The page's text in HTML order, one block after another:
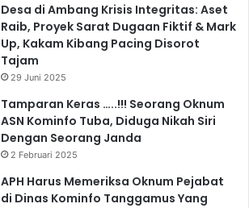
Desa di Ambang Krisis Integritas: Aset
Raib, Proyek Sarat Dugaan Fiktif & Mark
Up, Kakam Kibang Pacing Disorot
Tajam
29 Juni 2025
Tamparan Keras …..!!! Seorang Oknum
ASN Kominfo Tuba, Diduga Nikah Siri
Dengan Seorang Janda
2 Februari 2025
APH Harus Memeriksa Oknum Pejabat
di Dinas Kominfo Tanggamus Yang